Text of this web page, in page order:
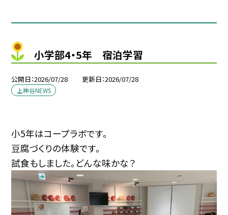
小学部4・5年 宿泊学習
公開日 2026/07/28 更新日 2026/07/28
上神谷NEWS
小5年はコープラボです。
豆腐づくりの体験です。
試食もしました。どんな味かな？